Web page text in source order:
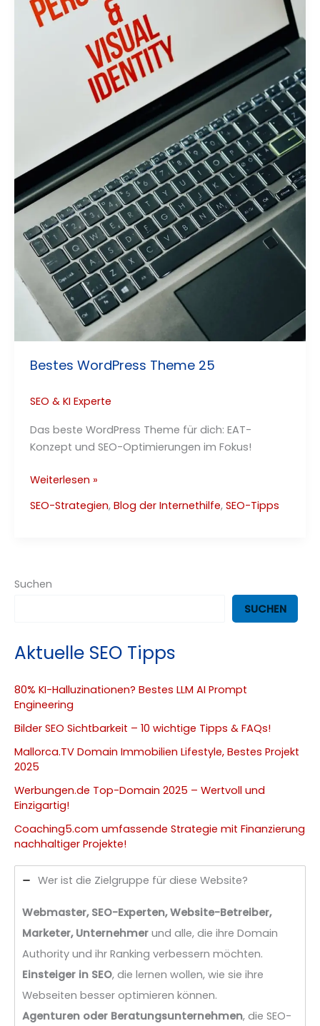
Bestes WordPress Theme 25
SEO & KI Experte
Das beste WordPress Theme für dich: EAT-
Konzept und SEO-Optimierungen im Fokus!
Bestes
Theme
Weiterlesen »
SEO-Strategien, Blog der Internethilfe, SEO-Tipps
Suchen
SUCHEN
Aktuelle SEO Tipps
80% KI-Halluzinationen? Bestes LLM AI Prompt
Engineering
Bilder SEO Sichtbarkeit – 10 wichtige Tipps & FAQs!
Mallorca.TV Domain Immobilien Lifestyle, Bestes Projekt
2025
Werbungen.de Top-Domain 2025 – Wertvoll und
Einzigartig!
Coaching5.com umfassende Strategie mit Finanzierung
nachhaltiger Projekte!
Wer ist die Zielgruppe für diese Website?
Webmaster, SEO-Experten, Website-Betreiber,
Marketer, Unternehmer und alle, die ihre Domain
Authority und ihr Ranking verbessern möchten.
Einsteiger in SEO, die lernen wollen, wie sie ihre
Webseiten besser optimieren können.
Agenturen oder Beratungsunternehmen, die SEO-